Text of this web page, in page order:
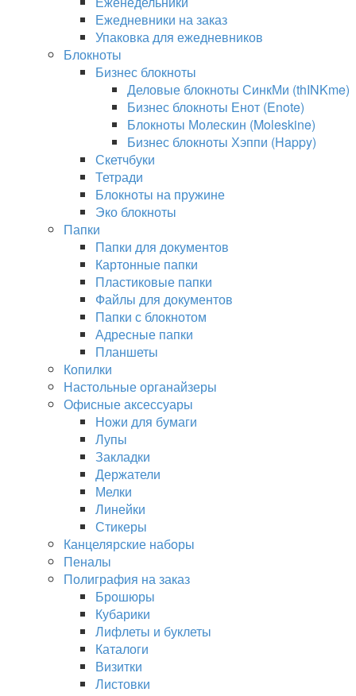
Ежедневники на заказ
Упаковка для ежедневников
Блокноты
Бизнес блокноты
Деловые блокноты СинкМи (thINKme)
Бизнес блокноты Енот (Enote)
Блокноты Молескин (Moleskine)
Бизнес блокноты Хэппи (Happy)
Скетчбуки
Тетради
Блокноты на пружине
Эко блокноты
Папки
Папки для документов
Картонные папки
Пластиковые папки
Файлы для документов
Папки с блокнотом
Адресные папки
Планшеты
Копилки
Настольные органайзеры
Офисные аксессуары
Ножи для бумаги
Лупы
Закладки
Держатели
Мелки
Линейки
Стикеры
Канцелярские наборы
Пеналы
Полиграфия на заказ
Брошюры
Кубарики
Лифлеты и буклеты
Каталоги
Визитки
Листовки